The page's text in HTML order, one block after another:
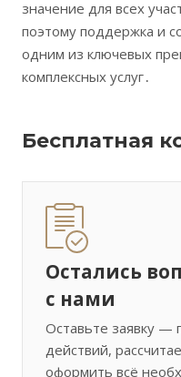
значение для всех
поэтому поддержка и
одним из ключевых
комплексных услуг․
Бесплатная
Остались
с нами
Оставьте заявку —
действий,
оформить всё